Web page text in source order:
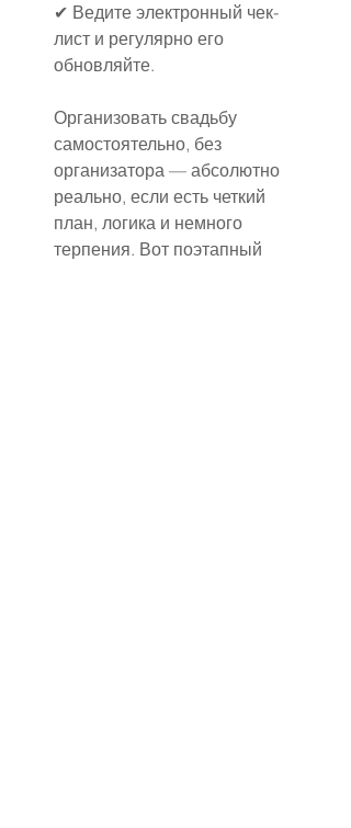
✔ Ведите электронный чек-
лист и регулярно его
обновляйте.
Организовать свадьбу
самостоятельно, без
организатора — абсолютно
реально, если есть четкий
план, логика и немного
терпения. Вот поэтапный